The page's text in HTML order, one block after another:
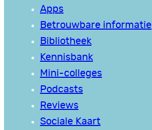
Apps
Betrouwbare informatie
Bibliotheek
Kennisbank
Mini-colleges
Podcasts
Reviews
Sociale Kaart